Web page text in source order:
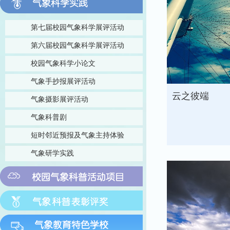
第七届校园气象科学展评活动
第六届校园气象科学展评活动
校园气象科学小论文
气象手抄报展评活动
气象摄影展评活动
气象科普剧
短时邻近预报及气象主持体验
气象研学实践
云之彼端